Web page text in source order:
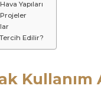
Yapıları
Edilir?
Kullanım